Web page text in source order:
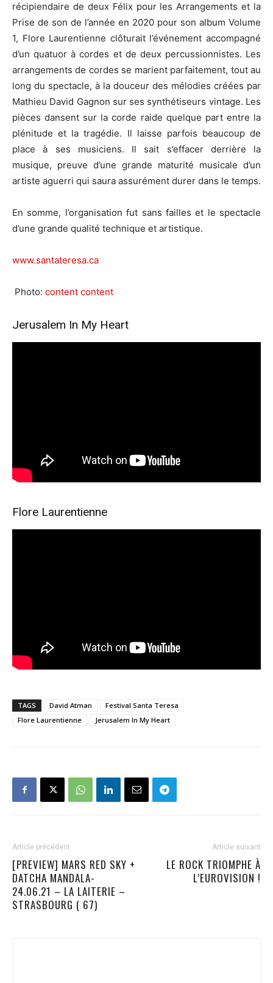
récipiendaire de deux Félix pour les Arrangements et la
Prise de son de l’année en 2020 pour son album Volume
1, Flore Laurentienne clôturait l’événement accompagné
d’un quatuor à cordes et de deux percussionnistes. Les
arrangements de cordes se marient parfaitement, tout au
long du spectacle, à la douceur des mélodies créées par
Mathieu David Gagnon sur ses synthétiseurs vintage. Les
pièces dansent sur la corde raide quelque part entre la
plénitude et la tragédie. Il laisse parfois beaucoup de
place à ses musiciens. Il sait s’effacer derrière la
musique, preuve d’une grande maturité musicale d’un
artiste aguerri qui saura assurément durer dans le temps.
En somme, l’organisation fut sans failles et le spectacle
d’une grande qualité technique et artistique.
www.santateresa.ca
Photo: content content
Jerusalem In My Heart
Flore Laurentienne
TAGS David Atman
Festival Santa Teresa
Flore Laurentienne
Jerusalem In My Heart
Article précédent
[PREVIEW] MARS RED SKY +
DATCHA MANDALA-
24.06.21 – LA LAITERIE –
STRASBOURG ( 67)
Article suivant
LE ROCK TRIOMPHE À
L’EUROVISION !